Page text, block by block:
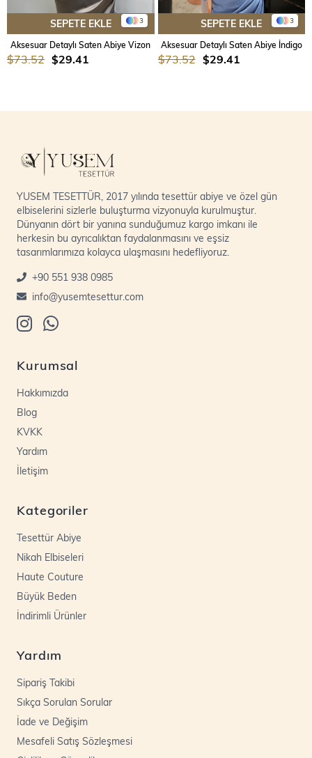
3
SEPETE EKLE
Aksesuar Detaylı Saten Abiye Vizon
$29.41
$73.52
3
SEPETE EKLE
Aksesuar Detaylı Saten Abiye İndigo
$29.41
$73.52
YUSEM TESETTÜR, 2017 yılında tesettür abiye ve özel gün
elbiselerini sizlerle buluşturma vizyonuyla kurulmuştur.
Dünyanın dört bir yanına sunduğumuz kargo imkanı ile
herkesin bu ayrıcalıktan faydalanmasını ve eşsiz
tasarımlarımıza kolayca ulaşmasını hedefliyoruz.
+90 551 938 0985
info@yusemtesettur.com
Kurumsal
Hakkımızda
Blog
KVKK
Yardım
İletişim
Kategoriler
Tesettür Abiye
Nikah Elbiseleri
Haute Couture
Büyük Beden
İndirimli Ürünler
Yardım
Sipariş Takibi
Sıkça Sorulan Sorular
İade ve Değişim
Mesafeli Satış Sözleşmesi